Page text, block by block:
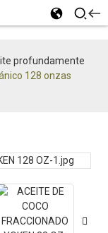
profundamente
128 onzas